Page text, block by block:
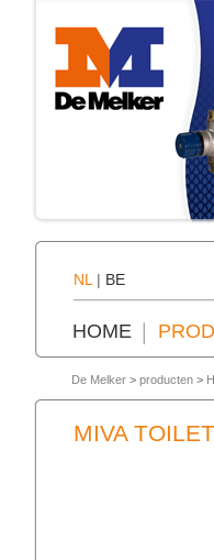
NL | BE
HOME
De Melker > producten >
MIVA